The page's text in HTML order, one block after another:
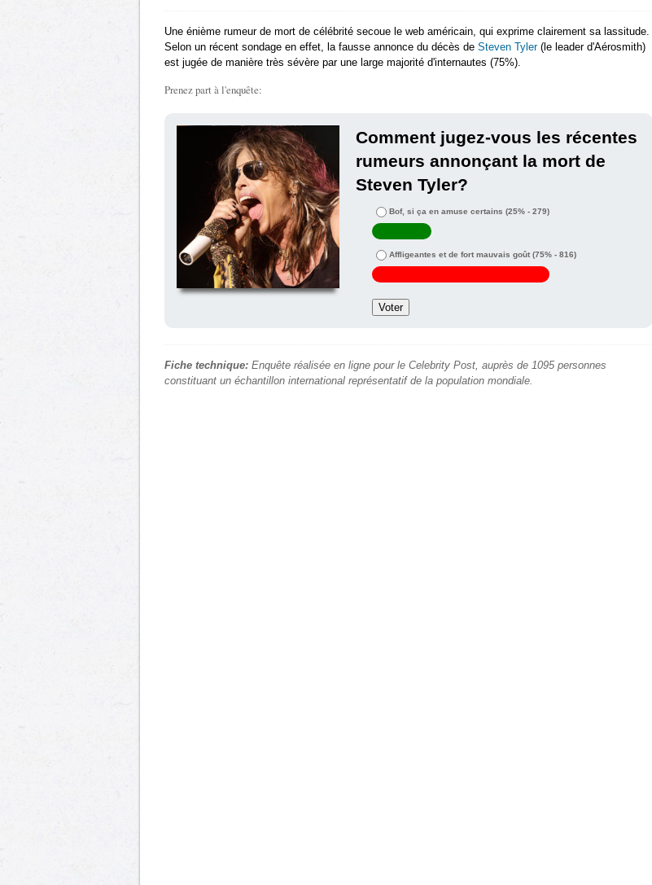
Une énième rumeur de mort de célébrité secoue le web américain, qui exprime clairement sa lassitude.
Selon un récent sondage en effet, la fausse annonce du décès de Steven Tyler(le leader d'Aérosmith)
est jugée de manière très sévère par une large majorité d'internautes (75%).
Prenez part à l'enquête:
Comment jugez-vous les récentes
rumeurs annonçant la mort de
Steven Tyler?
Bof, si ça en amuse certains (25% - 279)
Affligeantes et de fort mauvais goût (75% - 816)
Fiche technique: Enquête réalisée en ligne pour le Celebrity Post, auprès de 1095 personnes
constituant un échantillon international représentatif de la population mondiale.